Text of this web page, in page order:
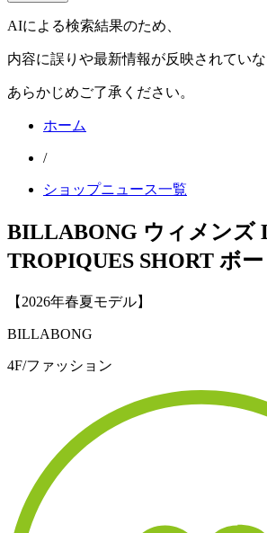
AIによる検索結果のため、
内容に誤りや最新情報が反映されていな
あらかじめご了承ください。
ホーム
/
ショップニュース一覧
BILLABONG ウィメンズ
TROPIQUES SHORT ボ
【2026年春夏モデル】
BILLABONG
4F/ファッション